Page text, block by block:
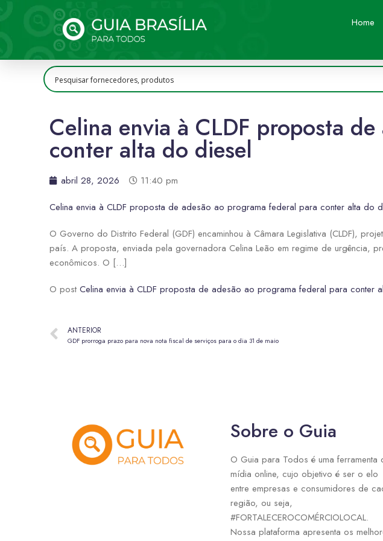
Home
Celina envia à CLDF proposta
conter alta do diesel
abril 28, 2026
11:40 pm
Celina envia à CLDF proposta de adesão ao programa federal para conter alta do
O Governo do Distrito Federal (GDF) encaminhou à Câmara Legislativa (CLDF),
país. A proposta, enviada pela governadora Celina Leão em regime de urgência,
econômicos. O […]
O post Celina envia à CLDF proposta de adesão ao programa federal para conter
ANTERIOR
GDF prorroga prazo para nova nota fiscal de serviços para o dia 31 de maio
Sobre o Guia
O Guia para Todos é uma ferramenta
mídia online, cujo objetivo é ser o elo
entre empresas e consumidores de
região, ou seja,
#FORTALECEROCOMÉRCIOLOCAL.
Nossa plataforma apresenta os